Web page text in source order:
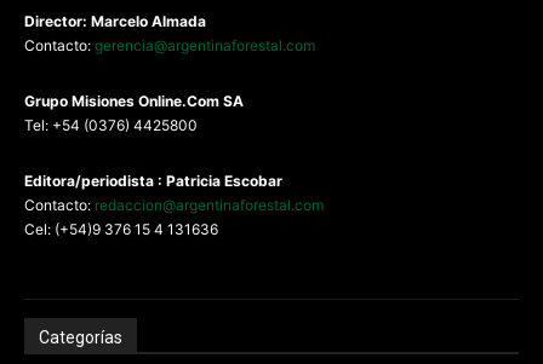
Director: Marcelo Almada
Contacto: gerencia@argentinaforestal.com
Grupo Misiones Online.Com SA
Tel: +54 (0376) 4425800
Editora/periodista : Patricia Escobar
Contacto: redaccion@argentinaforestal.com
Cel: (+54)9 376 15 4 131636
Categorías